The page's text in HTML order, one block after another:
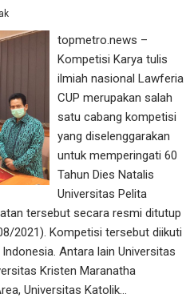
topmetro.news –
Kompetisi Karya tulis
ilmiah nasional Lawferia
CUP merupakan salah
satu cabang kompetisi
yang diselenggarakan
untuk memperingati 60
Tahun Dies Natalis
Universitas Pelita
tersebut secara resmi ditutup
2021). Kompetisi tersebut diikuti
Antara lain Universitas
Kristen Maranatha
Universitas Katolik…